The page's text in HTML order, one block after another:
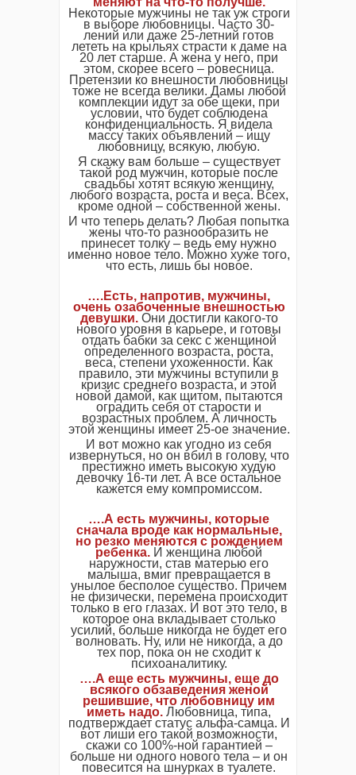
Некоторые мужчины не так уж строги
в выборе любовницы. Часто 30-
лений или даже 25-летний готов
лететь на крыльях страсти к даме на
20 лет старше. А жена у него, при
этом, скорее всего – ровесница.
Претензии ко внешности любовницы
тоже не всегда велики. Дамы любой
комплекции идут за обе щеки, при
условии, что будет соблюдена
конфиденциальность. Я видела
массу таких объявлений – ищу
любовницу, всякую, любую.
Я скажу вам больше – существует
такой род мужчин, которые после
свадьбы хотят всякую женщину,
любого возраста, роста и веса. Всех,
кроме одной – собственной жены.
И что теперь делать? Любая попытка
жены что-то разнообразить не
принесет толку – ведь ему нужно
именно новое тело. Можно хуже того,
что есть, лишь бы новое.
….Есть, напротив, мужчины,
очень озабоченные внешностью
девушки. Они достигли какого-то
нового уровня в карьере, и готовы
отдать бабки за секс с женщиной
определенного возраста, роста,
веса, степени ухоженности. Как
правило, эти мужчины вступили в
кризис среднего возраста, и этой
новой дамой, как щитом, пытаются
оградить себя от старости и
возрастных проблем. А личность
этой женщины имеет 25-ое значение.
И вот можно как угодно из себя
извернуться, но он вбил в голову, что
престижно иметь высокую худую
девочку 16-ти лет. А все остальное
кажется ему компромиссом.
….А есть мужчины, которые
сначала вроде как нормальные,
но резко меняются с рождением
ребенка. И женщина любой
наружности, став матерью его
малыша, вмиг превращается в
унылое бесполое существо. Причем
не физически, перемена происходит
только в его глазах. И вот это тело, в
которое она вкладывает столько
усилий, больше никогда не будет его
волновать. Ну, или не никогда, а до
тех пор, пока он не сходит к
психоаналитику.
….А еще есть мужчины, еще до
всякого обзаведения женой
решившие, что любовницу им
иметь надо. Любовница, типа,
подтверждает статус альфа-самца. И
вот лиши его такой возможности,
скажи со 100%-ной гарантией –
больше ни одного нового тела – и он
повесится на шнурках в туалете.